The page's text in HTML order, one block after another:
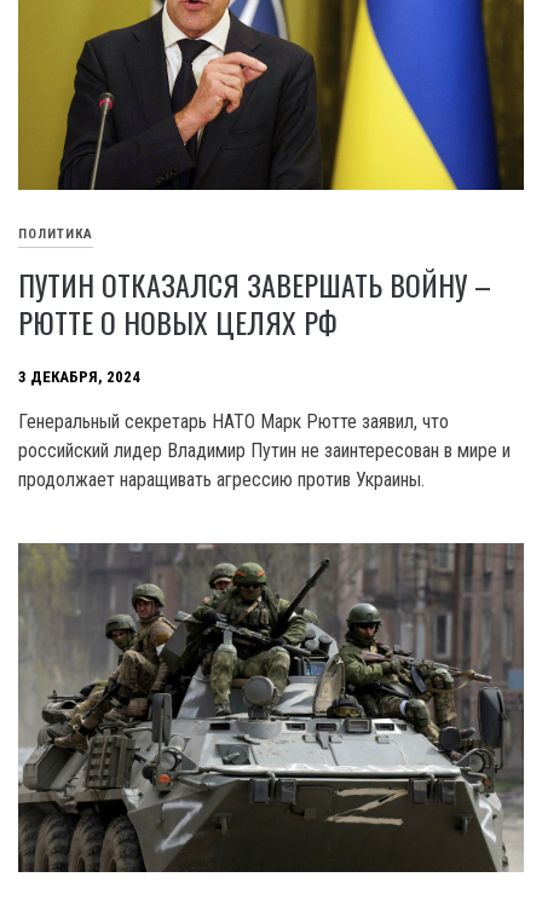
ПОЛИТИКА
ПУТИН ОТКАЗАЛСЯ ЗАВЕРШАТЬ ВОЙНУ –
РЮТТЕ О НОВЫХ ЦЕЛЯХ РФ
3 ДЕКАБРЯ, 2024
Генеральный секретарь НАТО Марк Рютте заявил, что
российский лидер Владимир Путин не заинтересован в мире и
продолжает наращивать агрессию против Украины.